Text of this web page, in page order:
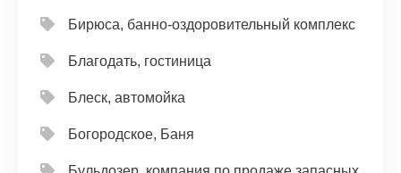
Бирюса, банно-оздоровительный комплекс
Благодать, гостиница
Блеск, автомойка
Богородское, Баня